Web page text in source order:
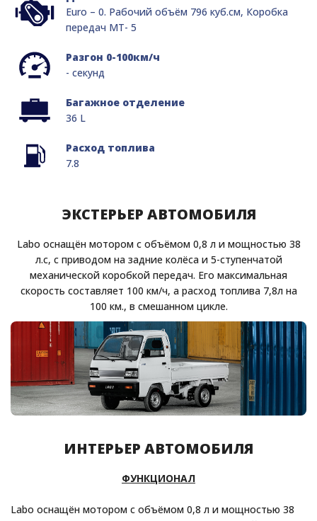
Euro – 0. Рабочий объём 796 куб.см, Коробка
передач MT- 5
Разгон 0-100км/ч
- секунд
Багажное отделение
36 L
Расход топлива
7.8
ЭКСТЕРЬЕР АВТОМОБИЛЯ
Labo оснащён мотором с объёмом 0,8 л и мощностью 38
л.с, с приводом на задние колёса и 5-ступенчатой
механической коробкой передач. Его максимальная
скорость составляет 100 км/ч, а расход топлива 7,8л на
100 км., в смешанном цикле.
ИНТЕРЬЕР АВТОМОБИЛЯ
ФУНКЦИОНАЛ
Labo оснащён мотором с объёмом 0,8 л и мощностью 38